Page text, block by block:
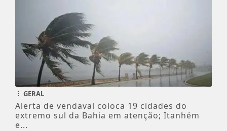
GERAL
Alerta de vendaval coloca 19 cidades do
extremo sul da Bahia em atenção; Itanhém
e...